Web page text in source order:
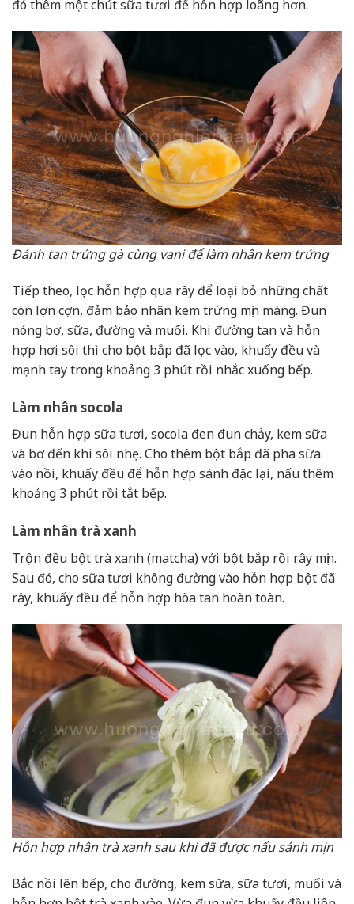
đó thêm một chút sữa tươi để hỗn hợp loãng hơn.
Đánh tan trứng gà cùng vani để làm nhân kem trứng
Tiếp theo, lọc hỗn hợp qua rây để loại bỏ những chất
còn lợn cợn, đảm bảo nhân kem trứng mịn màng. Đun
nóng bơ, sữa, đường và muối. Khi đường tan và hỗn
hợp hơi sôi thì cho bột bắp đã lọc vào, khuấy đều và
mạnh tay trong khoảng 3 phút rồi nhắc xuống bếp.
Làm nhân socola
Đun hỗn hợp sữa tươi, socola đen đun chảy, kem sữa
và bơ đến khi sôi nhẹ. Cho thêm bột bắp đã pha sữa
vào nồi, khuấy đều để hỗn hợp sánh đặc lại, nấu thêm
khoảng 3 phút rồi tắt bếp.
Làm nhân trà xanh
Trộn đều bột trà xanh (matcha) với bột bắp rồi rây mịn.
Sau đó, cho sữa tươi không đường vào hỗn hợp bột đã
rây, khuấy đều để hỗn hợp hòa tan hoàn toàn.
Hỗn hợp nhân trà xanh sau khi đã được nấu sánh mịn
Bắc nồi lên bếp, cho đường, kem sữa, sữa tươi, muối và